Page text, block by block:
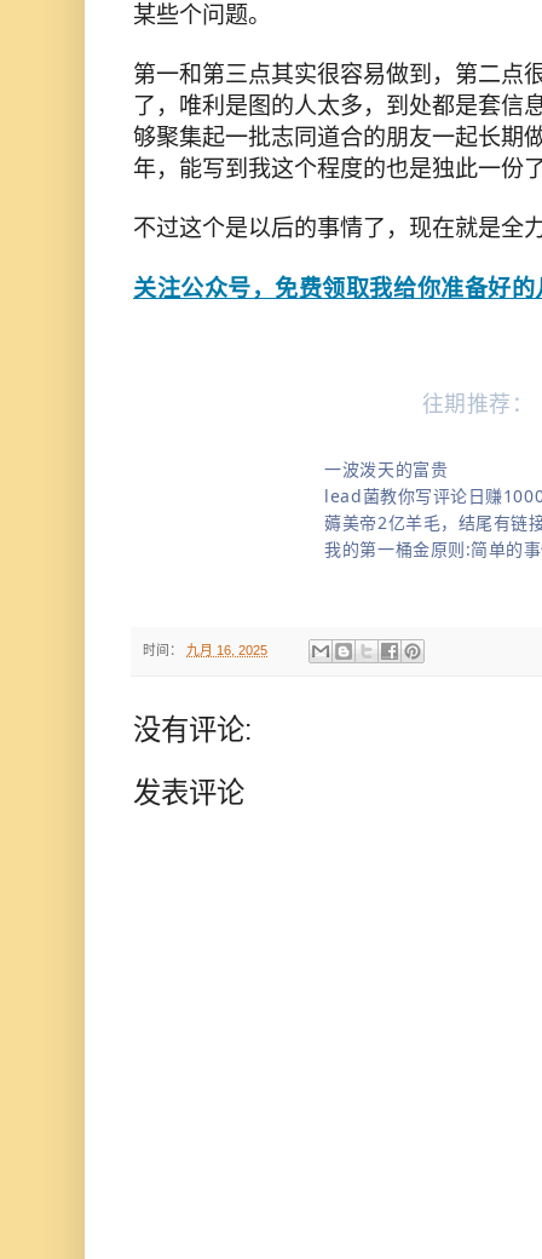
某些个问题。
第一和第三点其实很容易做到，第二点
了，唯利是图的人太多，到处都是套信
够聚集起一批志同道合的朋友一起长期
年，能写到我这个程度的也是独此一份
不过这个是以后的事情了，现在就是全
关注公众号，免费领取我给你准备好
往期推荐：
一波泼天的富贵
lead菌教你写评论日赚
薅美帝2亿羊毛，结尾有链
我的第一桶金原则:简单的
时间： 九月 16, 2025
没有评论:
发表评论